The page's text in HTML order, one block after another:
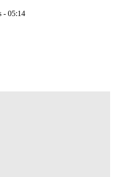
- 05:14